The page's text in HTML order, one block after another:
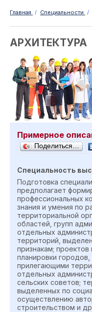
Главная / Специальности /
АРХИТЕКТУРА
Примерное
Поделиться…
Специальность
Подготовка
предполагает
профессиональных
знания и умения по
территориальной
областей, групп
отдельных
территорий,
признакам;
планировки
прилегающими
отдельных
сельских советов;
выделенных по
осуществлению
строительством и